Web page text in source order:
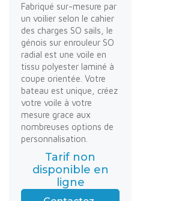
Fabriqué sur-mesure par
un voilier selon le cahier
des charges SO sails, le
génois sur enrouleur SO
radial est une voile en
tissu polyester laminé à
coupe orientée. Votre
bateau est unique, créez
votre voile à votre
mesure grace aux
nombreuses options de
personnalisation.
Tarif non
disponible en
ligne